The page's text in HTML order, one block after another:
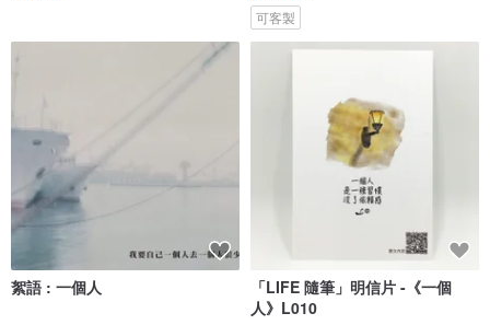
可客製
絮語 : 一個人
「LIFE 隨筆」明信片 -《一個
人》L010